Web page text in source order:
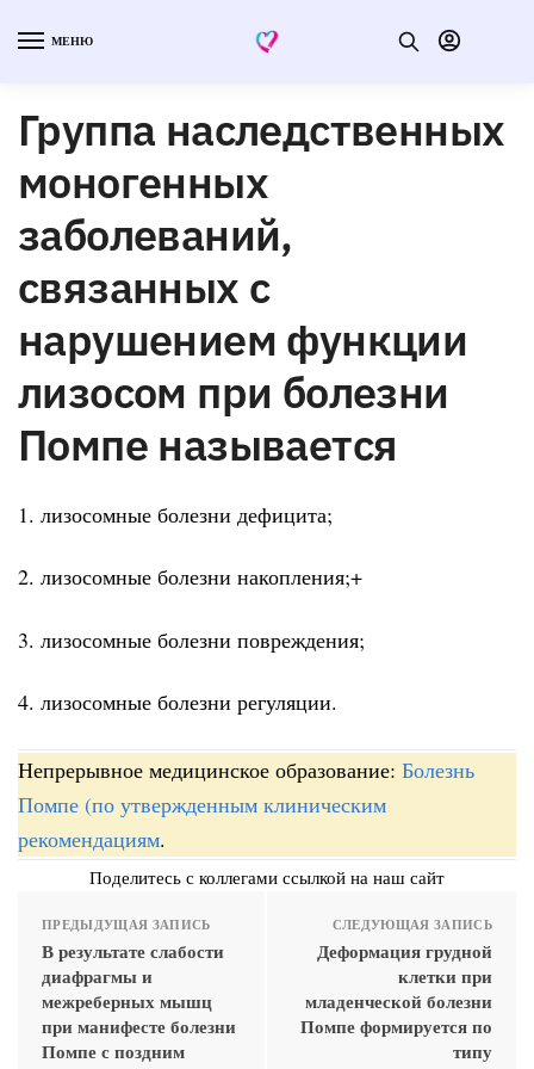
МЕНЮ
Группа наследственных
моногенных
заболеваний,
связанных с
нарушением функции
лизосом при болезни
Помпе называется
1. лизосомные болезни дефицита;
2. лизосомные болезни накопления;+
3. лизосомные болезни повреждения;
4. лизосомные болезни регуляции.
Непрерывное медицинское образование: Болезнь
Помпе (по утвержденным клиническим
рекомендациям.
Поделитесь с коллегами ссылкой на наш сайт
ПРЕДЫДУЩАЯ ЗАПИСЬ
В результате слабости
диафрагмы и
межреберных мышц
при манифесте болезни
Помпе с поздним
СЛЕДУЮЩАЯ ЗАПИСЬ
Деформация грудной
клетки при
младенческой болезни
Помпе формируется по
типу